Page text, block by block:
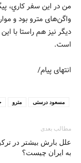
من در اين سفر كاري،
واگن‌های مترو بود و
ديگر نيز هم راستا با
است.
انتهای پیام/
مترو مسعود درستی
مطالب بعدی
علل بارش بیشتر در
به ایران چیست؟